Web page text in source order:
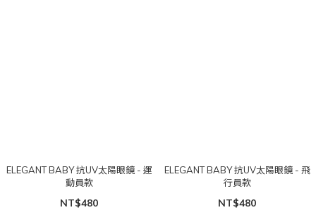
ELEGANT BABY 抗UV太陽眼鏡 - 運
動員款
NT$480
ELEGANT BABY 抗UV太陽眼鏡 - 飛
行員款
NT$480